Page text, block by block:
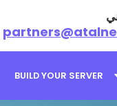
BUILD YOUR SERVER